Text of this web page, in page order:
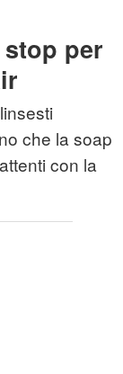
per
che la soap
con la